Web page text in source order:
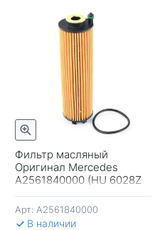
Фильтр масляный
Оригинал Mercedes
A2561840000 (HU 6028Z
Mann) Германия
Арт: A2561840000
В наличии
+
КОРЗИНУ
-